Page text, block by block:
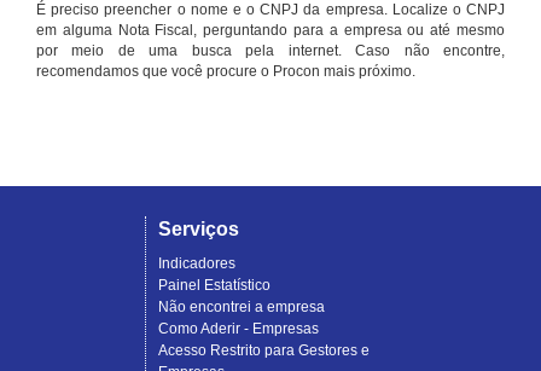
É preciso preencher o nome e o CNPJ da empresa. Localize o CNPJ
em alguma Nota Fiscal, perguntando para a empresa ou até mesmo
por meio de uma busca pela internet. Caso não encontre,
recomendamos que você procure o Procon mais próximo.
Serviços
Indicadores
Painel Estatístico
Não encontrei a empresa
Como Aderir - Empresas
Acesso Restrito para Gestores e